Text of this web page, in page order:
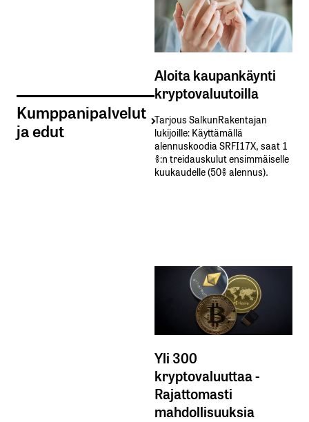
Kumppanipalvelut
ja edut
Aloita kaupankäynti
kryptovaluutoilla
Tarjous SalkunRakentajan
lukijoille: Käyttämällä​ ​
alennuskoodia​ ​SRFI17X,​ ​saat​ ​1
%:n treidauskulut​ ​ensimmäiselle​ ​
kuukaudelle​ ​(50%​ ​alennus).
Yli 300
kryptovaluuttaa -
Rajattomasti
mahdollisuuksia